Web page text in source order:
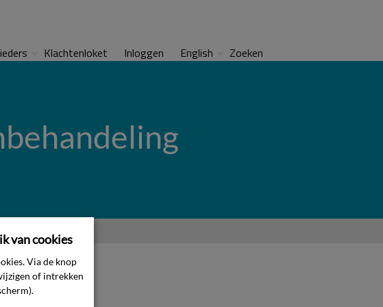
Klachtenloket Inloggen English Zoeken
van cookies
Via de knop
of intrekken